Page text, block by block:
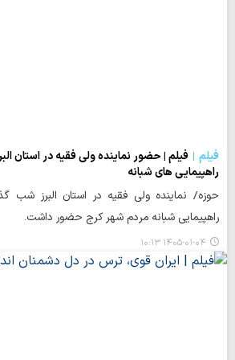
فیلم
فیلم | حضور نماینده ولی فقیه در استان
راهپیمایی های شبانه
حوزه/ نماینده ولی فقیه در استان البرز شب
راهپیمایی شبانه مردم شهر کرج حضور داشت.
۱۴۰۵-۰۱-۰۴ ۱۰:۱۳